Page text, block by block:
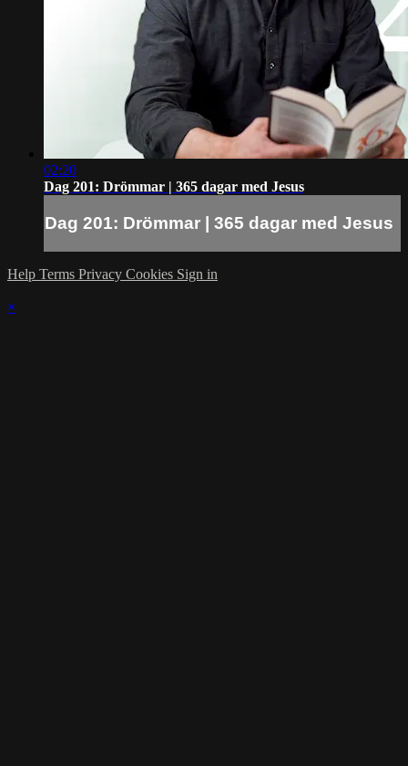
02:20
Dag 201: Drömmar | 365 dagar med Jesus
Dag 201: Drömmar | 365 dagar med Jesus
Help Terms Privacy Cookies Sign in
×